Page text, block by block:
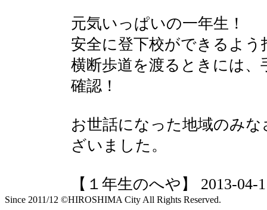
元気いっぱいの一年生！
安全に登下校ができるよ
横断歩道を渡るときには
確認！
お世話になった地域のみ
ざいました。
【１年生のへや】 2013-04-
Since 2011/12 ©HIROSHIMA City All Rights Reserved.